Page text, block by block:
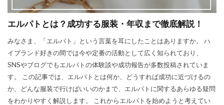
エルパトとは？成功する服装・年収まで徹底解説！
みなさま、「エルパト」という言葉を耳にしたことはありますか。 ハ
イブランド好きの間では今や定番の活動として広く知られており、
SNSやブログでもエルパトの体験談や成功報告が多数投稿されていま
す。 この記事では、エルパトとは何か、どうすれば成功に近づけるの
か、どんな服装で行けばいいのかまで、エルパトに関するあらゆる疑問
をわかりやすく解説します。 これからエルパトを始めようと考えてい